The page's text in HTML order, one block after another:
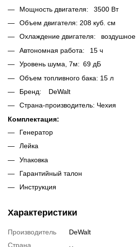
Мощность двигателя: 3500 Вт
Объем двигателя: 208 куб. см
Охлаждение двигателя: воздушное
Автономная работа: 15 ч
Уровень шума, 7м: 69 дБ
Объем топливного бака: 15 л
Бренд: DeWalt
Страна-производитель: Чехия
Комплектация:
Генератор
Лейка
Упаковка
Гарантийный талон
Инструкция
Характеристики
Производитель
DeWalt
Страна